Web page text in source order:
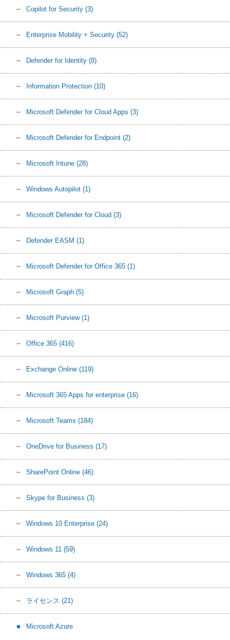
Copilot for Security (3)
Enterprise Mobility + Security (52)
Defender for Identity (8)
Information Protection (10)
Microsoft Defender for Cloud Apps (3)
Microsoft Defender for Endpoint (2)
Microsoft Intune (28)
Windows Autopilot (1)
Microsoft Defender for Cloud (3)
Defender EASM (1)
Microsoft Defender for Office 365 (1)
Microsoft Graph (5)
Microsoft Purview (1)
Office 365 (416)
Exchange Online (119)
Microsoft 365 Apps for enterprise (16)
Microsoft Teams (184)
OneDrive for Business (17)
SharePoint Online (46)
Skype for Business (3)
Windows 10 Enterprise (24)
Windows 11 (59)
Windows 365 (4)
ライセンス (21)
Microsoft Azure